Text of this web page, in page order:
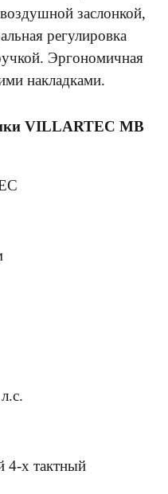
заслонкой,
регулировка
Эргономичная
накладками.
VILLARTEC MB
4-х тактный